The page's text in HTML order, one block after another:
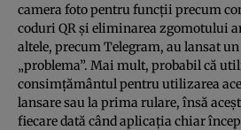
camera foto pentru funcţii precum
coduri QR şi eliminarea zgomotului
altele, precum Telegram, au lansat
„problema”. Mai mult, probabil că
consimţământul pentru utilizarea
lansare sau la prima rulare, însă
fiecare dată când aplicaţia chiar